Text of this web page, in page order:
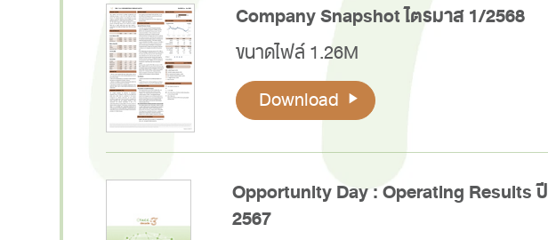
Company Snapshot ไตรมาส 1/2568
ขนาดไฟล์ 1.26M
Download
Opportunity Day : Operating Results ปี
2567